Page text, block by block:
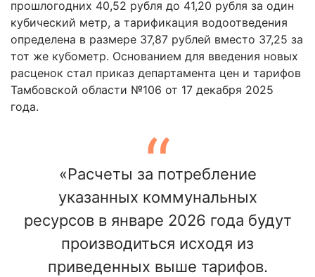
прошлогодних 40,52 рубля до 41,20 рубля за один
кубический метр, а тарификация водоотведения
определена в размере 37,87 рублей вместо 37,25 за
тот же кубометр. Основанием для введения новых
расценок стал приказ департамента цен и тарифов
Тамбовской области №106 от 17 декабря 2025
года.
«Расчеты за потребление
указанных коммунальных
ресурсов в январе 2026 года будут
производиться исходя из
приведенных выше тарифов.